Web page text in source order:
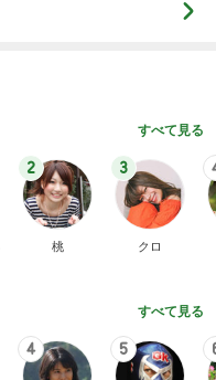
すべて見る
2
桃
3
クロ
すべて見る
4 5